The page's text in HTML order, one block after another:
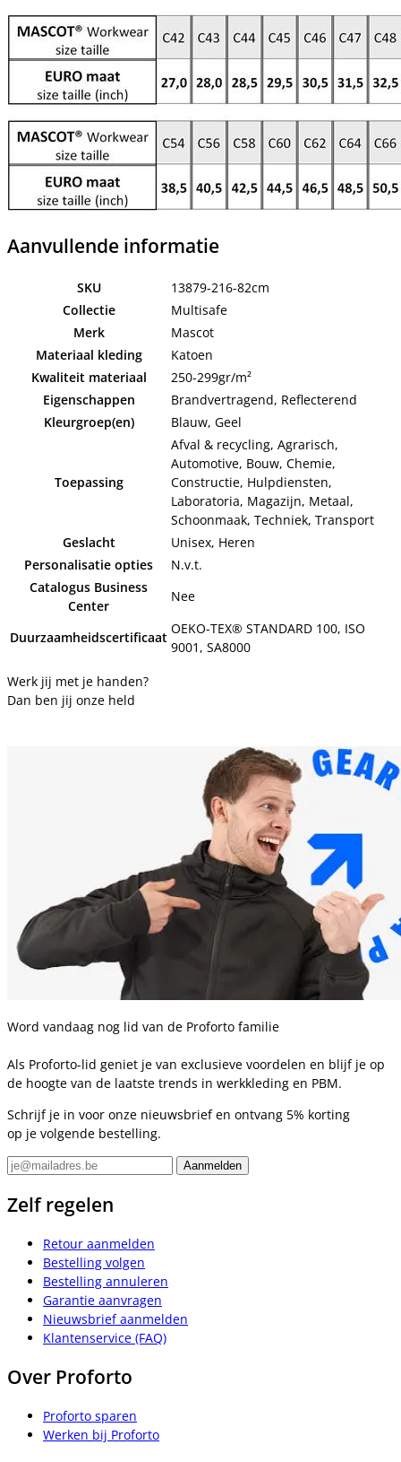
Aanvullende informatie
SKU
13879-216-82cm
Collectie
Multisafe
Merk
Mascot
Materiaal kleding
Katoen
Kwaliteit materiaal
250-299gr/m²
Eigenschappen
Brandvertragend, Reflecterend
Kleurgroep(en)
Blauw, Geel
Toepassing
Afval & recycling, Agrarisch,
Automotive, Bouw, Chemie,
Constructie, Hulpdiensten,
Laboratoria, Magazijn, Metaal,
Schoonmaak, Techniek, Transport
Geslacht
Unisex, Heren
Personalisatie opties
N.v.t.
Catalogus Business
Center
Nee
Duurzaamheidscertificaat
OEKO-TEX® STANDARD 100, ISO
9001, SA8000
Werk jij met je handen?
Dan ben jij onze held
Word vandaag nog lid van de Proforto familie
Als Proforto-lid geniet je van exclusieve voordelen en blijf je op
de hoogte van de laatste trends in werkkleding en PBM.
Schrijf je in voor onze nieuwsbrief en ontvang 5% korting
op je volgende bestelling.
Zelf regelen
Retour aanmelden
Bestelling volgen
Bestelling annuleren
Garantie aanvragen
Nieuwsbrief aanmelden
Klantenservice (FAQ)
Over Proforto
Proforto sparen
Werken bij Proforto